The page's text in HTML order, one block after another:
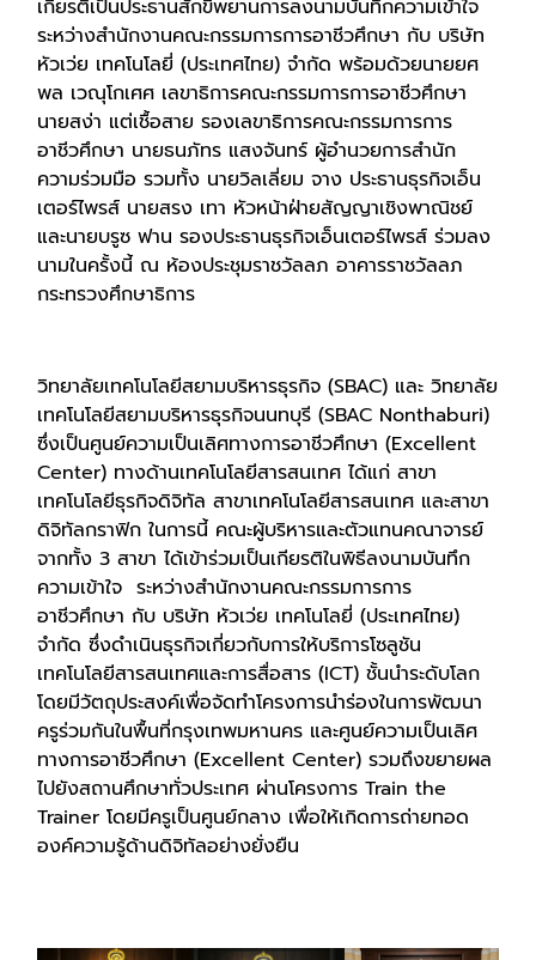
เกียรติเป็นประธานสักขีพยานการลงนามบันทึกความเข้าใจ
ระหว่างสำนักงานคณะกรรมการการอาชีวศึกษา กับ บริษัท
หัวเว่ย เทคโนโลยี่ (ประเทศไทย) จำกัด พร้อมด้วยนายยศ
พล เวณุโกเศศ เลขาธิการคณะกรรมการการอาชีวศึกษา
นายสง่า แต่เชื้อสาย รองเลขาธิการคณะกรรมการการ
อาชีวศึกษา นายธนภัทร แสงจันทร์ ผู้อำนวยการสำนัก
ความร่วมมือ รวมทั้ง นายวิลเลี่ยม จาง ประธานธุรกิจเอ็น
เตอร์ไพรส์ นายสรง เทา หัวหน้าฝ่ายสัญญาเชิงพาณิชย์
และนายบรูซ ฟาน รองประธานธุรกิจเอ็นเตอร์ไพรส์ ร่วมลง
นามในครั้งนี้ ณ ห้องประชุมราชวัลลภ อาคารราชวัลลภ
กระทรวงศึกษาธิการ
วิทยาลัยเทคโนโลยีสยามบริหารธุรกิจ (SBAC) และ วิทยาลัย
เทคโนโลยีสยามบริหารธุรกิจนนทบุรี (SBAC Nonthaburi)
ซึ่งเป็นศูนย์ความเป็นเลิศทางการอาชีวศึกษา (Excellent
Center) ทางด้านเทคโนโลยีสารสนเทศ ได้แก่ สาขา
เทคโนโลยีธุรกิจดิจิทัล สาขาเทคโนโลยีสารสนเทศ และสาขา
ดิจิทัลกราฟิก ในการนี้ คณะผู้บริหารและตัวแทนคณาจารย์
จากทั้ง 3 สาขา ได้เข้าร่วมเป็นเกียรติในพิธีลงนามบันทึก
ความเข้าใจ ระหว่างสำนักงานคณะกรรมการการ
อาชีวศึกษา กับ บริษัท หัวเว่ย เทคโนโลยี่ (ประเทศไทย)
จำกัด ซึ่งดำเนินธุรกิจเกี่ยวกับการให้บริการโซลูชัน
เทคโนโลยีสารสนเทศและการสื่อสาร (ICT) ชั้นนำระดับโลก
โดยมีวัตถุประสงค์เพื่อจัดทำโครงการนำร่องในการพัฒนา
ครูร่วมกันในพื้นที่กรุงเทพมหานคร และศูนย์ความเป็นเลิศ
ทางการอาชีวศึกษา (Excellent Center) รวมถึงขยายผล
ไปยังสถานศึกษาทั่วประเทศ ผ่านโครงการ Train the
Trainer โดยมีครูเป็นศูนย์กลาง เพื่อให้เกิดการถ่ายทอด
องค์ความรู้ด้านดิจิทัลอย่างยั่งยืน